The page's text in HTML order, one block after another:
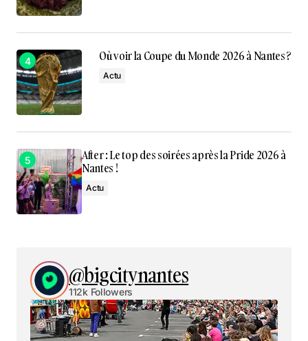
Où voir la Coupe du Monde 2026 à Nantes ?
Actu
After : Le top des soirées après la Pride 2026 à
Nantes !
Actu
@bigcitynantes
112k Followers